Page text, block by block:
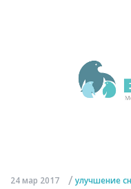
24 мар 2017 / улучшение